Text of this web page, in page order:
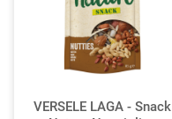
VERSELE LAGA - Snack